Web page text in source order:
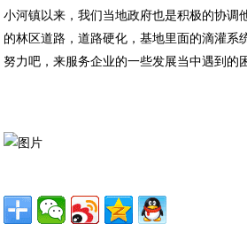
小河镇以来，我们当地政府也是积极的协调
的林区道路，道路硬化，基地里面的滴灌系
努力吧，来服务企业的一些发展当中遇到的